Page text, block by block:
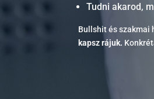
Tudni akarod,
Bullshit és szakmai
kapsz rájuk.